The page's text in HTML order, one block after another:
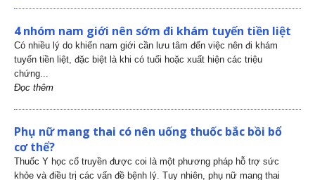
4 nhóm nam giới nên sớm đi khám tuyến tiền liệt
Có nhiều lý do khiến nam giới cần lưu tâm đến việc nên đi khám
tuyến tiền liệt, đặc biệt là khi có tuổi hoặc xuất hiện các triệu
chứng...
Đọc thêm
Phụ nữ mang thai có nên uống thuốc bắc bồi bổ
cơ thể?
Thuốc Y học cổ truyền được coi là một phương pháp hỗ trợ sức
khỏe và điều trị các vấn đề bệnh lý. Tuy nhiên, phụ nữ mang thai